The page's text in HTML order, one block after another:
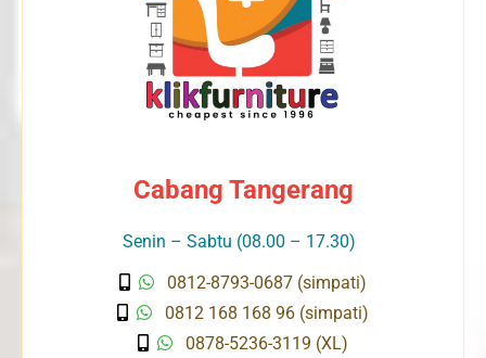
Cabang Tangerang
Senin – Sabtu (08.00 – 17.30)
0812-8793-0687 (simpati)
0812 168 168 96 (simpati)
0878-5236-3119 (XL)